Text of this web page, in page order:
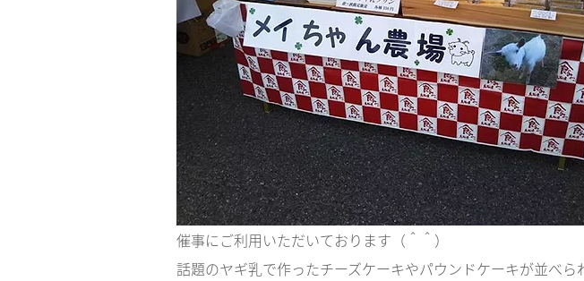
催事にご利用いただいております（＾＾）​
話題のヤギ乳で作ったチーズケーキやパウンドケーキが並べ